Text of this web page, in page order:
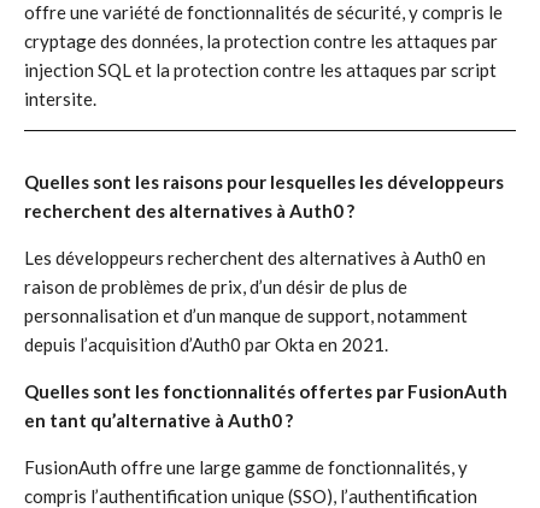
offre une variété de fonctionnalités de sécurité, y compris le
cryptage des données, la protection contre les attaques par
injection SQL et la protection contre les attaques par script
intersite.
Quelles sont les raisons pour lesquelles les développeurs
recherchent des alternatives à Auth0 ?
Les développeurs recherchent des alternatives à Auth0 en
raison de problèmes de prix, d’un désir de plus de
personnalisation et d’un manque de support, notamment
depuis l’acquisition d’Auth0 par Okta en 2021.
Quelles sont les fonctionnalités offertes par FusionAuth
en tant qu’alternative à Auth0 ?
FusionAuth offre une large gamme de fonctionnalités, y
compris l’authentification unique (SSO), l’authentification